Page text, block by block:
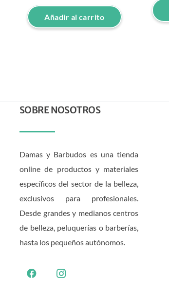
Añadir al carrito
SOBRE NOSOTROS
Damas y Barbudos es una tienda
online de productos y materiales
específicos del sector de la belleza,
exclusivos para profesionales.
Desde grandes y medianos centros
de belleza, peluquerías o barberías,
hasta los pequeños autónomos.